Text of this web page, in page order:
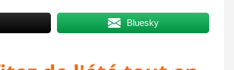
Bluesky